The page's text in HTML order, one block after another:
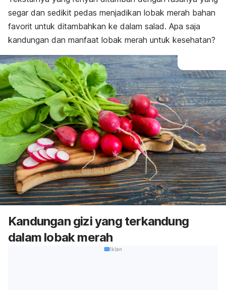
segar dan sedikit pedas menjadikan lobak merah bahan
favorit untuk ditambahkan ke dalam salad. Apa saja
kandungan dan manfaat lobak merah untuk kesehatan?
Kandungan gizi yang terkandung
dalam lobak merah
Iklan